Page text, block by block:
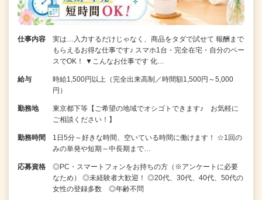
仕事内容
実は…入力するだけじゃなく、商品をタダで試せて 報酬まで
もらえるお得な仕事です♪ スマホ1台・完全在宅・自分のペー
スでOK！ ▼こんなお仕事です 化…
給与
時給1,500円以上（完全出来高制／時間額1,500円～5,000
円）
勤務地
東京都下等【ご希望の地域でオシゴトできます♪ お気軽に
ご相談ください！】
勤務時間
1日5分～好きな時間、空いている時間に働けます！ ☆1回の
みの単発や短期～中長期まで…
応募資格
◎PC・スマートフォンをお持ちの方（※アンケートに必要
なため） ◎未経験者大歓迎！ ◎20代、30代、40代、50代の
女性の登録多数 ◎年齢不問